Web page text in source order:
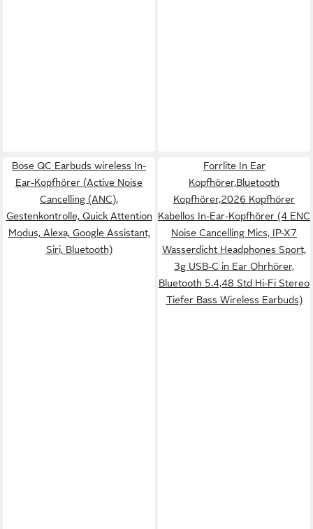
Bose QC Earbuds wireless In-
Ear-Kopfhörer (Active Noise
Cancelling (ANC),
Gestenkontrolle, Quick Attention
Modus, Alexa, Google Assistant,
Siri, Bluetooth)
Forrlite In Ear
Kopfhörer,Bluetooth
Kopfhörer,2026 Kopfhörer
Kabellos In-Ear-Kopfhörer (4 ENC
Noise Cancelling Mics, IP-X7
Wasserdicht Headphones Sport,
3g USB-C in Ear Ohrhörer,
Bluetooth 5.4,48 Std Hi-Fi Stereo
Tiefer Bass Wireless Earbuds)